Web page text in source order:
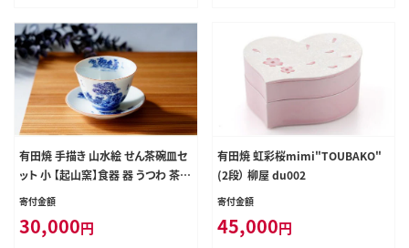
有田焼 手描き 山水絵 せん茶碗皿セ
ット 小 【起山窯】食器 器 うつわ 茶器
煎茶碗 湯呑み 湯呑 茶托 小皿 菓子
寄付金額
30,000円
有田焼 虹彩桜mimi"TOUBAKO"
(2段） 柳屋 du002
寄付金額
45,000円